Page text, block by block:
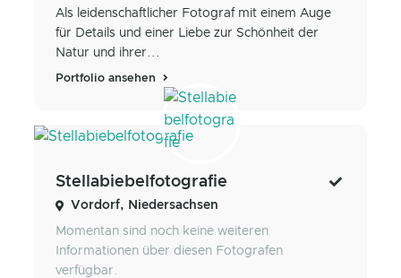
Als leidenschaftlicher Fotograf mit einem Auge
für Details und einer Liebe zur Schönheit der
Natur und ihrer...
Portfolio ansehen
Stellabiebelfotografie
Vordorf, Niedersachsen
Momentan sind noch keine weiteren
Informationen über diesen Fotografen
verfügbar.